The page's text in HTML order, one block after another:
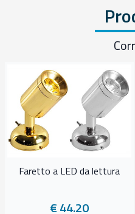
Faretto a LED da lettura
€ 44.20